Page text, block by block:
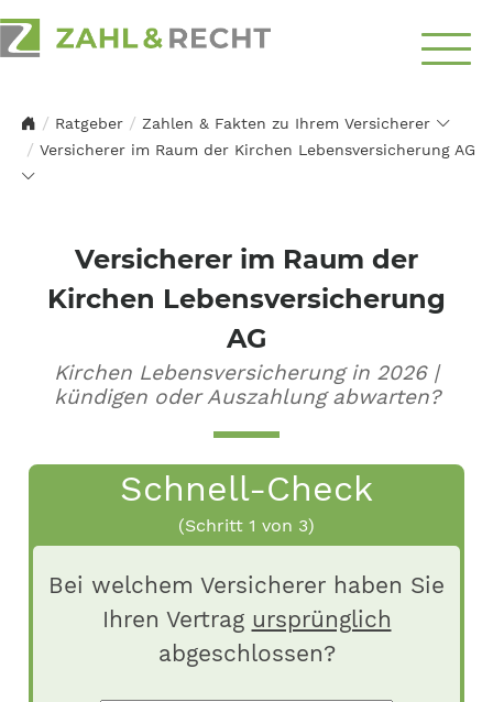
Uns
Schwerpunkte
Ratgeber
Top-Themen
Kontakt
aufnehmen
Ratgeber
Zahlen & Fakten zu Ihrem Versicherer
Versicherer im Raum der Kirchen Lebensversicherung AG
Versicherer im Raum der
Kirchen Lebensversicherung
AG
Kirchen Lebensversicherung in 2026 |
kündigen oder Auszahlung abwarten?
Schnell-Check
(Schritt 1 von 3)
Bei welchem Versicherer haben Sie
Ihren Vertrag ursprünglich
abgeschlossen?